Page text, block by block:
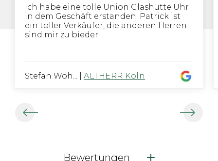
Ich habe eine tolle Union Glashütte Uhr
in dem Geschäft erstanden. Patrick ist
ein toller Verkäufer, die anderen Herren
sind mir zu bieder.
Stefan Woh... ALTHERR Köln
Bewertungen